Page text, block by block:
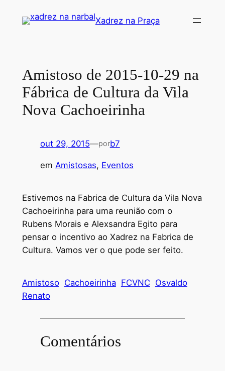
Xadrez na Praça
Amistoso de 2015-10-29 na
Fábrica de Cultura da Vila
Nova Cachoeirinha
out 29, 2015—porb7
em Amistosas, Eventos
Estivemos na Fabrica de Cultura da Vila Nova
Cachoeirinha para uma reunião com o
Rubens Morais e Alexsandra Egito para
pensar o incentivo ao Xadrez na Fabrica de
Cultura. Vamos ver o que pode ser feito.
Amistoso Cachoeirinha FCVNC Osvaldo
Renato
Comentários